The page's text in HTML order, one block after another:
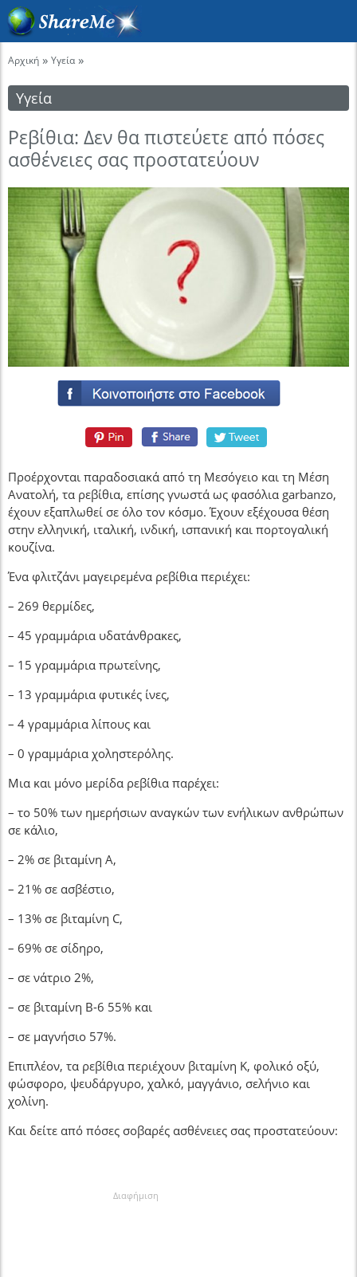
Αρχική » Υγεία »
Υγεία
Ρεβίθια: Δεν θα πιστεύετε από πόσες
ασθένειες σας προστατεύουν
Προέρχονται παραδοσιακά από τη Μεσόγειο και τη Μέση
Ανατολή, τα ρεβίθια, επίσης γνωστά ως φασόλια garbanzo,
έχουν εξαπλωθεί σε όλο τον κόσμο. Έχουν εξέχουσα θέση
στην ελληνική, ιταλική, ινδική, ισπανική και πορτογαλική
κουζίνα.
Ένα φλιτζάνι μαγειρεμένα ρεβίθια περιέχει:
– 269 θερμίδες,
– 45 γραμμάρια υδατάνθρακες,
– 15 γραμμάρια πρωτεΐνης,
– 13 γραμμάρια φυτικές ίνες,
– 4 γραμμάρια λίπους και
– 0 γραμμάρια χοληστερόλης.
Μια και μόνο μερίδα ρεβίθια παρέχει:
– το 50% των ημερήσιων αναγκών των ενήλικων ανθρώπων
σε κάλιο,
– 2% σε βιταμίνη Α,
– 21% σε ασβέστιο,
– 13% σε βιταμίνη C,
– 69% σε σίδηρο,
– σε νάτριο 2%,
– σε βιταμίνη Β-6 55% και
– σε μαγνήσιο 57%.
Επιπλέον, τα ρεβίθια περιέχουν βιταμίνη Κ, φολικό οξύ,
φώσφορο, ψευδάργυρο, χαλκό, μαγγάνιο, σελήνιο και
χολίνη.
Και δείτε από πόσες σοβαρές ασθένειες σας προστατεύουν:
Διαφήμιση